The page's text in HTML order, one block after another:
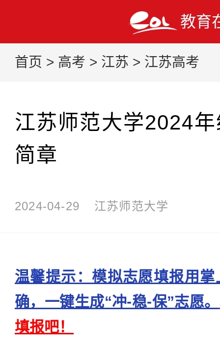
教育
首页 > 高考 > 江苏 > 江苏高考
江苏师范大学2024
简章
2024-04-29 江苏师范大学
温馨提示：模拟志愿填报用
确，一键生成“冲-稳-保”志愿。
填报吧！